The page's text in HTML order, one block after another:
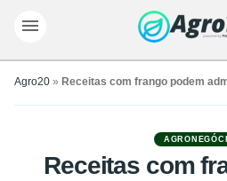
Agro20 » Receitas com frango podem
Receitas com